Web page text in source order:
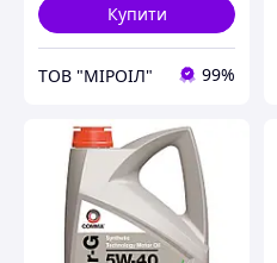
Купити
ТОВ "МІРОІЛ" 99%